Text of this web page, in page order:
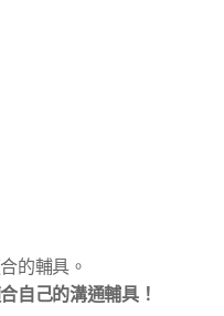
的輔具。
自己的溝通輔具！